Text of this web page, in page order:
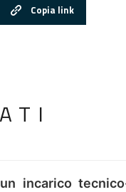
Copia link
incarico